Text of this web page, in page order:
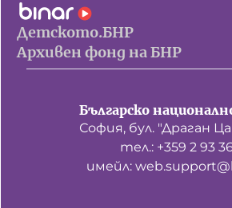
Детското.БНР
Архивен фонд на БНР
Българско
София, бул. "Драган
тел.: +359 2 93
имейл: